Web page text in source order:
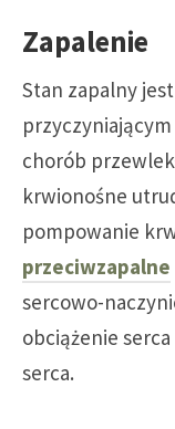
Zapalenie
Stan zapalny
chorób
krwionośne
pompowanie
przeciwzapalne
sercowo-
obciążenie
serca.